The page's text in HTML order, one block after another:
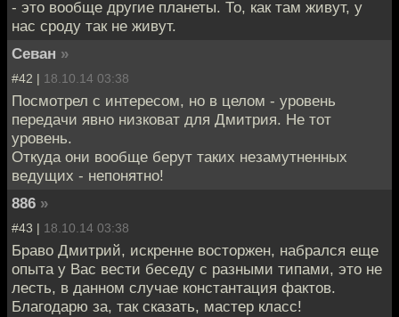
- это вообще другие планеты. То, как там живут, у
нас сроду так не живут.
Севан »
#42 | 18.10.14 03:38
Посмотрел с интересом, но в целом - уровень
передачи явно низковат для Дмитрия. Не тот
уровень.
Откуда они вообще берут таких незамутненных
ведущих - непонятно!
886 »
#43 | 18.10.14 03:38
Браво Дмитрий, искренне восторжен, набрался еще
опыта у Вас вести беседу с разными типами, это не
лесть, в данном случае константация фактов.
Благодарю за, так сказать, мастер класс!